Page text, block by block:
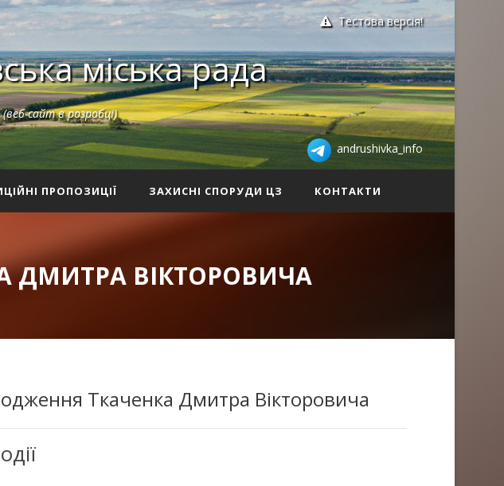
Тестова версія!
міська рада
(веб-сайт в розробці)
andrushivka_info
ПРОПОЗИЦІЇ ЗАХИСНІ СПОРУДИ ЦЗ КОНТАКТИ
ДМИТРА ВІКТОРОВИЧА
Ткаченка Дмитра Вікторовича